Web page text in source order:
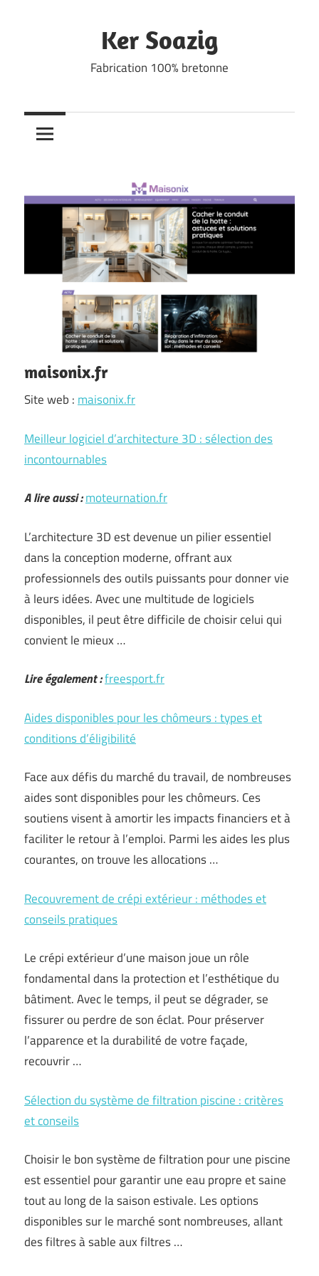
Ker Soazig
Fabrication 100% bretonne
maisonix.fr
Site web : maisonix.fr
Meilleur logiciel d’architecture 3D : sélection des
incontournables
A lire aussi :moteurnation.fr
L’architecture 3D est devenue un pilier essentiel
dans la conception moderne, offrant aux
professionnels des outils puissants pour donner vie
à leurs idées. Avec une multitude de logiciels
disponibles, il peut être difficile de choisir celui qui
convient le mieux …
Lire également :freesport.fr
Aides disponibles pour les chômeurs : types et
conditions d’éligibilité
Face aux défis du marché du travail, de nombreuses
aides sont disponibles pour les chômeurs. Ces
soutiens visent à amortir les impacts financiers et à
faciliter le retour à l’emploi. Parmi les aides les plus
courantes, on trouve les allocations …
Recouvrement de crépi extérieur : méthodes et
conseils pratiques
Le crépi extérieur d’une maison joue un rôle
fondamental dans la protection et l’esthétique du
bâtiment. Avec le temps, il peut se dégrader, se
fissurer ou perdre de son éclat. Pour préserver
l’apparence et la durabilité de votre façade,
recouvrir …
Sélection du système de filtration piscine : critères
et conseils
Choisir le bon système de filtration pour une piscine
est essentiel pour garantir une eau propre et saine
tout au long de la saison estivale. Les options
disponibles sur le marché sont nombreuses, allant
des filtres à sable aux filtres …